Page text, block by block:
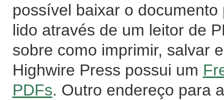
possível baixar o
lido através de um leitor de
sobre como imprimir, salvar
Highwire Press possui um
PDFs. Outro endereço para